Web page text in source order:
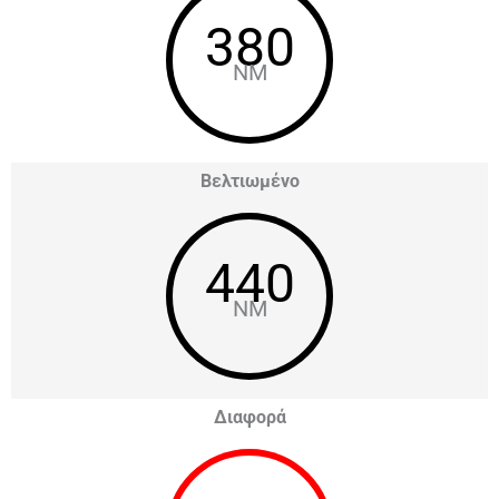
380
NM
Βελτιωμένο
440
NM
Διαφορά